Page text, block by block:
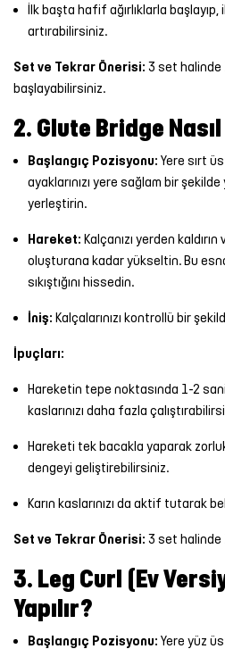
İlk başta hafif ağırlıklarla başlayıp,
artırabilirsiniz.
Set ve Tekrar Önerisi: 3 set
başlayabilirsiniz.
2. Glute Bridge Nasıl
Başlangıç Pozisyonu: Yere sırt
ayaklarınızı yere sağlam bir şekilde
yerleştirin.
Hareket: Kalçanızı yerden
oluşturana kadar yükseltin. Bu
sıkıştığını hissedin.
İniş: Kalçalarınızı kontrollü bir
İpuçları:
Hareketin tepe noktasında 1-2
kaslarınızı daha fazla
Hareketi tek bacakla yaparak
dengeyi geliştirebilirsiniz.
Karın kaslarınızı da aktif tutarak
Set ve Tekrar Önerisi: 3 set halinde
3. Leg Curl (Ev
Yapılır?
Başlangıç Pozisyonu: Yere yüz